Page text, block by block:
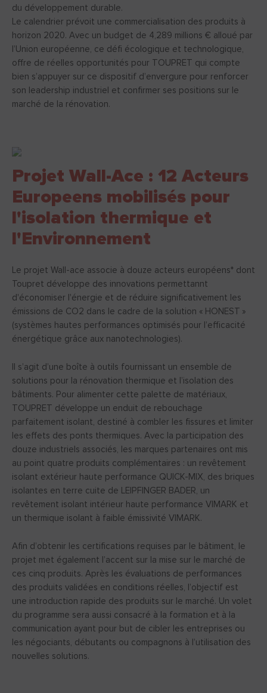
du développement durable.
Le calendrier prévoit une commercialisation des produits à
horizon 2020. Avec un budget de 4,289 millions € alloué par
l’Union européenne, ce défi écologique et technologique,
offre de réelles opportunités pour TOUPRET qui compte
bien s’appuyer sur ce dispositif d’envergure pour renforcer
son leadership industriel et confirmer ses positions sur le
marché de la rénovation.
Projet Wall-Ace : 12 Acteurs
Europeens mobilisés pour
l'isolation thermique et
l'Environnement
Le projet Wall-ace associe à douze acteurs européens* dont
Toupret développe des innovations permettannt
d'économiser l'énergie et de réduire significativement les
émissions de CO2 dans le cadre de la solution « HONEST »
(systèmes hautes performances optimisés pour l’efficacité
énergétique grâce aux nanotechnologies).
Il s’agit d’une boîte à outils fournissant un ensemble de
solutions pour la rénovation thermique et l’isolation des
bâtiments. Pour alimenter cette palette de matériaux,
TOUPRET développe un enduit de rebouchage
parfaitement isolant, destiné à combler les fissures et limiter
les effets des ponts thermiques. Avec la participation des
douze industriels associés, les marques partenaires ont mis
au point quatre produits complémentaires : un revêtement
isolant extérieur haute performance QUICK-MIX, des briques
isolantes en terre cuite de LEIPFINGER BADER, un
revêtement isolant intérieur haute performance VIMARK et
un thermique isolant à faible émissivité VIMARK.
Afin d’obtenir les certifications requises par le bâtiment, le
projet met également l’accent sur la mise sur le marché de
ces cinq produits. Après les évaluations de performances
des produits validées en conditions réelles, l’objectif est
une introduction rapide des produits sur le marché. Un volet
du programme sera aussi consacré à la formation et à la
communication ayant pour but de cibler les entreprises ou
les négociants, débutants ou compagnons à l’utilisation des
nouvelles solutions.